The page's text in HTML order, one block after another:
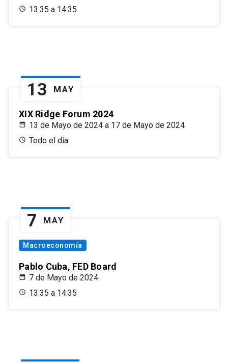
13:35 a 14:35
13 MAY
XIX Ridge Forum 2024
13 de Mayo de 2024 a 17 de Mayo de 2024
Todo el dia.
7 MAY
Macroeconomía
Pablo Cuba, FED Board
7 de Mayo de 2024
13:35 a 14:35